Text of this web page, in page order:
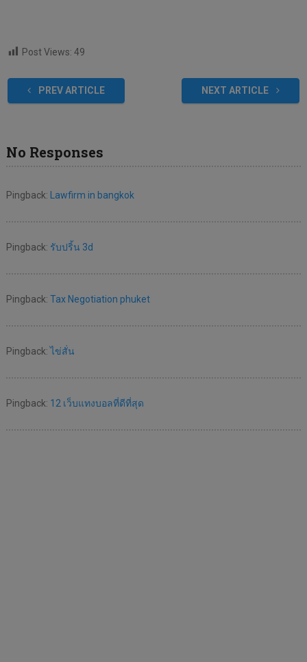
Post Views: 49
PREV ARTICLE NEXT ARTICLE
No Responses
Pingback: Lawfirm in bangkok
Pingback: รับปริ้น 3d
Pingback: Tax Negotiation phuket
Pingback:ไข่สั่น
Pingback: 12 เว็บแทงบอลที่ดีที่สุด